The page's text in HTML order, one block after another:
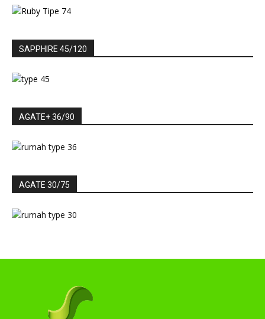
SAPPHIRE 45/120
AGATE+ 36/90
AGATE 30/75